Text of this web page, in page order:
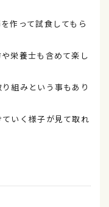
作って試食してもら
栄養士も含めて楽し
組みという事もあり
いく様子が見て取れ